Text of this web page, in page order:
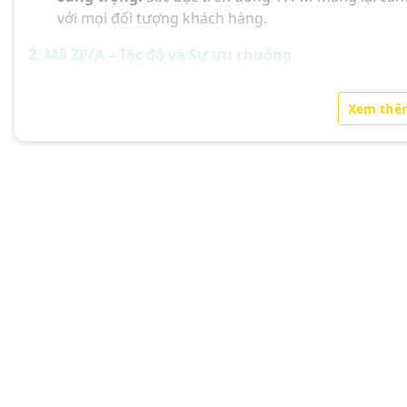
với mọi đối tượng khách hàng.
2. Mã ZP/A – Tốc độ và Sự ưu chuộng
Mã ZP/A (thường từ
hàng sở hữu siêu phẩm mà không cần chờ đợi
Hỗ trợ SIM đa dạng:Bản ZP/A thường hỗ trợ2
Xem